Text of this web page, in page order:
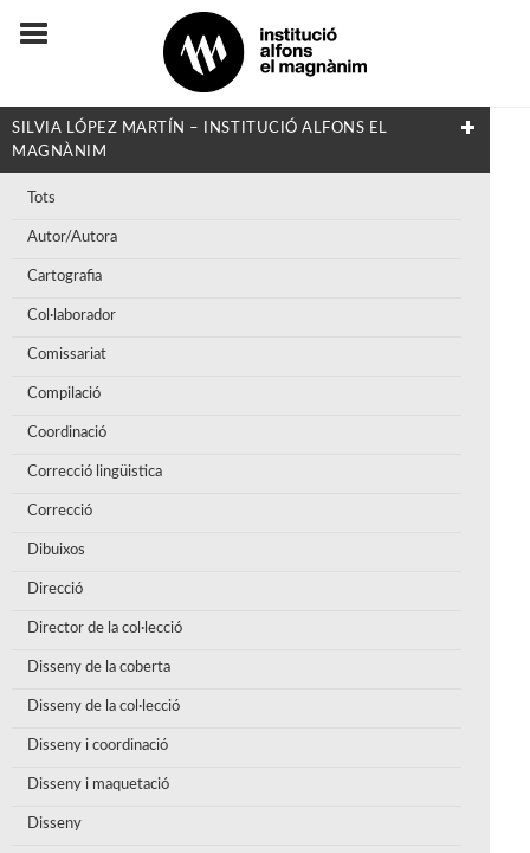
SILVIA LÓPEZ MARTÍN – INSTITUCIÓ ALFONS EL
MAGNÀNIM
Tots
Autor/Autora
Cartografia
Col·laborador
Comissariat
Compilació
Coordinació
Correcció lingüistica
Correcció
Dibuixos
Direcció
Director de la col·lecció
Disseny de la coberta
Disseny de la col·lecció
Disseny i coordinació
Disseny i maquetació
Disseny